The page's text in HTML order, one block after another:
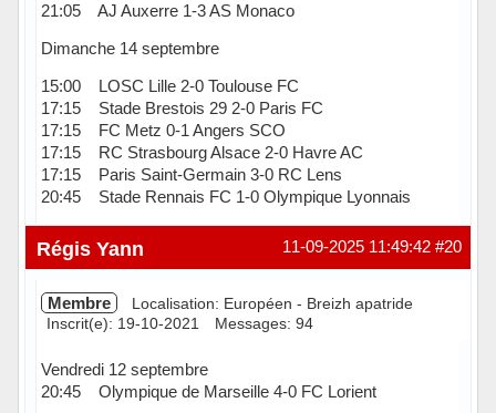
21:05 AJ Auxerre 1-3 AS Monaco
Dimanche 14 septembre
15:00 LOSC Lille 2-0 Toulouse FC
17:15 Stade Brestois 29 2-0 Paris FC
17:15 FC Metz 0-1 Angers SCO
17:15 RC Strasbourg Alsace 2-0 Havre AC
17:15 Paris Saint-Germain 3-0 RC Lens
20:45 Stade Rennais FC 1-0 Olympique Lyonnais
Hors ligne #20
11-09-2025 11:49:42
Régis Yann
Membre
Localisation: Européen - Breizh apatride
Inscrit(e): 19-10-2021
Messages: 94
Vendredi 12 septembre
20:45 Olympique de Marseille 4-0 FC Lorient